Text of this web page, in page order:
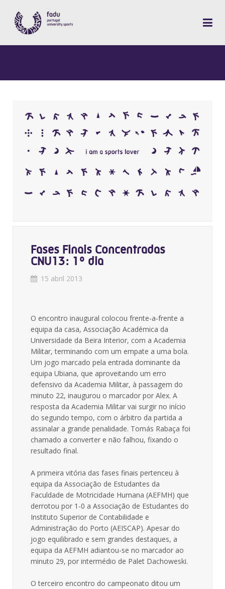
Fases Finais Concentradas
CNU13: 1º dia
15 abril 2013
O encontro inaugural colocou frente-a-frente a
equipa da casa, Associação Académica da
Universidade da Beira Interior, com a Academia
Militar, terminando com um empate a uma bola.
Um jogo marcado pela entrada dominante da
equipa Ubiana, que aproveitando um erro
defensivo da Academia Militar, à passagem do
minuto 22, inaugurou o marcador por Alex. A
resposta da Academia Militar vai surgir no início
do segundo tempo, com o árbitro da partida a
assinalar a grande penalidade. Tomás Rabaça foi
chamado a converter e não falhou, fixando o
resultado final.
A primeira vitória das fases finais pertenceu à
equipa da Associação de Estudantes da
Faculdade de Motricidade Humana (AEFMH) que
derrotou por 1-0 a Associação de Estudantes do
Instituto Superior de Contabilidade e
Administração do Porto (AEISCAP). Apesar do
jogo equilibrado e sem grandes destaques, a
equipa da AEFMH adiantou-se no marcador ao
minuto 29, por intermédio de Palet Dachoweski.
O terceiro encontro do campeonato ditou um